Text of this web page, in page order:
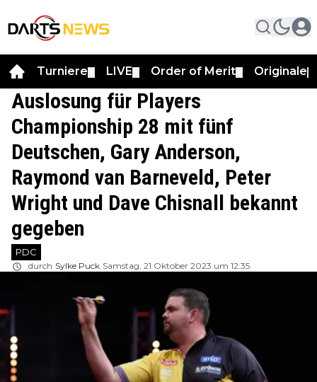
Turniere LIVE Order of Merit Originale
Auslosung für Players
Championship 28 mit fünf
Deutschen, Gary Anderson,
Raymond van Barneveld, Peter
Wright und Dave Chisnall bekannt
gegeben
PDC
durch Sylke Puck Samstag, 21 Oktober 2023 um 12:35